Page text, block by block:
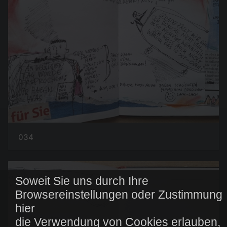
Soweit Sie uns durch Ihre
Browsereinstellungen oder Zustimmung
hier
die Verwendung von Cookies erlauben,
034